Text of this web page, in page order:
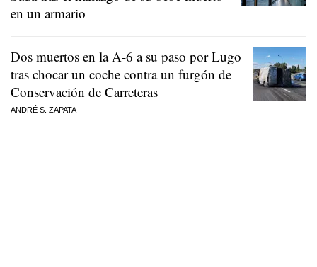
en un armario
Dos muertos en la A-6 a su paso por Lugo
tras chocar un coche contra un furgón de
Conservación de Carreteras
ANDRÉ S. ZAPATA